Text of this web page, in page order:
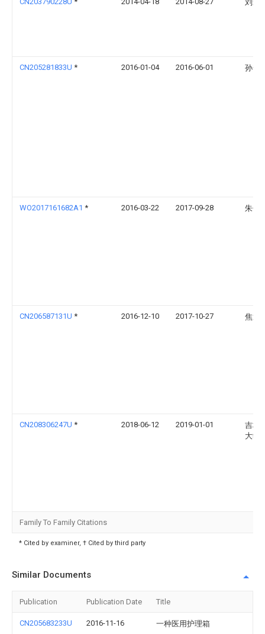
刘爱
CN205281833U * 2016-01-04 2016-06-01 孙贺
WO2017161682A1 * 2016-03-22 2017-09-28 朱子
CN206587131U * 2016-12-10 2017-10-27 焦迎
CN208306247U * 2018-06-12 2019-01-01
吉林
大学
Family To Family Citations
* Cited by examiner, † Cited by third party
Similar Documents
Publication Publication Date Title
CN205683233U 2016-11-16 一种医用护理箱